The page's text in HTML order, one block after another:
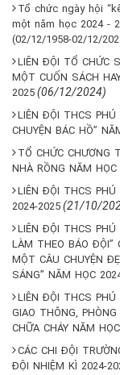
Tổ chức ngày hội
một năm học 2024 -
(02/12/1958-02/12/
LIÊN ĐỘI TỔ CHỨC
MỘT CUỐN SÁCH
2025 (06/12/2024)
LIÊN ĐỘI THCS PHÚ
CHUYỆN BÁC HỒ”
TỔ CHỨC CHƯƠNG
NHÀ RỒNG NĂM
LIÊN ĐỘI THCS PHÚ
2024-2025 (21/10/
LIÊN ĐỘI THCS PHÚ
LÀM THEO BÁO ĐỘI”
MỘT CÂU CHUYỆN
SÁNG” NĂM HỌC
LIÊN ĐỘI THCS PHÚ
GIAO THÔNG,
CHỮA CHÁY NĂM
CÁC CHI ĐỘI
ĐỘI NHIỆM KÌ 2024-